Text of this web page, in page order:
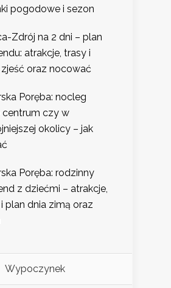
pogodowe i sezon
Zdrój na 2 dni – plan
atrakcje, trasy i
oraz nocować
Poręba: nocleg
centrum czy w
okolicy – jak
Poręba: rodzinny
z dziećmi – atrakcje,
plan dnia zimą oraz
Wypoczynek